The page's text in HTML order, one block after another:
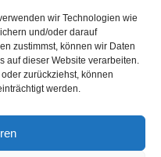
wir Technologien wie
und/oder darauf
zustimmst, können wir Daten
auf dieser Website verarbeiten.
zurückziehst, können
werden.
Cookies zu
zu aktivieren